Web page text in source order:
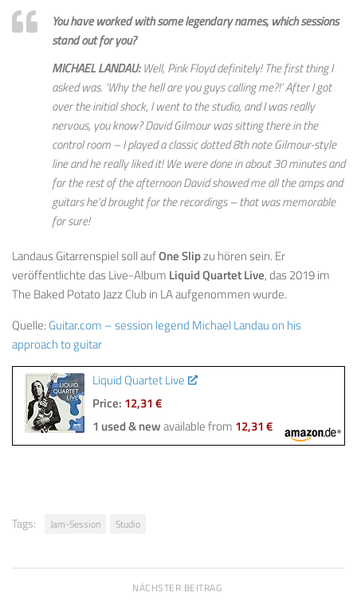
You have worked with some legendary names, which sessions
stand out for you?
MICHAEL LANDAU:Well, Pink Floyd definitely! The first thing I
asked was. ‘Why the hell are you guys calling me?!’ After I got
over the initial shock, I went to the studio, and I was really
nervous, you know? David Gilmour was sitting there in the
control room – I played a classic dotted 8th note Gilmour-style
line and he really liked it! We were done in about 30 minutes and
for the rest of the afternoon David showed me all the amps and
guitars he’d brought for the recordings – that was memorable
for sure!
Landaus Gitarrenspiel soll aufOne Slipzu hören sein. Er
veröffentlichte das Live-Album Liquid Quartet Live, das 2019 im
The Baked Potato Jazz Club in LA aufgenommen wurde.
Quelle: Guitar.com – session legend Michael Landau on his
approach to guitar
Liquid Quartet Live
Price: 12,31 €
1 used & newavailable from 12,31 €
Tags: Jam-Session Studio
NÄCHSTER BEITRAG